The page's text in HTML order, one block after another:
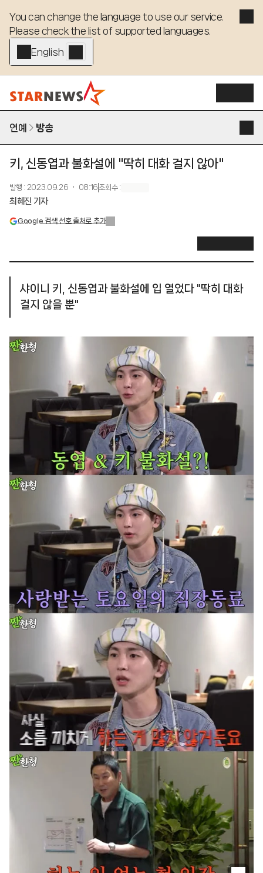
You can change the language to use our service.
Please check the list of supported languages.
English - EN
연예 방송
키, 신동엽과 불화설에 "딱히 대화 걸지 않아"
발행 : 2023.09.26 ・ 08:16 조회수:
최혜진 기자
Google 검색 선호 출처로 추가
샤이니 키, 신동엽과 불화설에 입 열었다 "딱히 대화
걸지 않을 뿐"